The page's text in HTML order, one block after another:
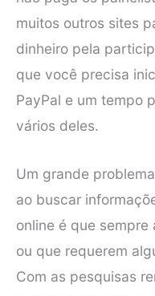
muitos outros sites
dinheiro pela
que você precisa
PayPal e um tempo
vários deles.
Um grande
ao buscar
online é que
ou que requerem
Com as pesquisas